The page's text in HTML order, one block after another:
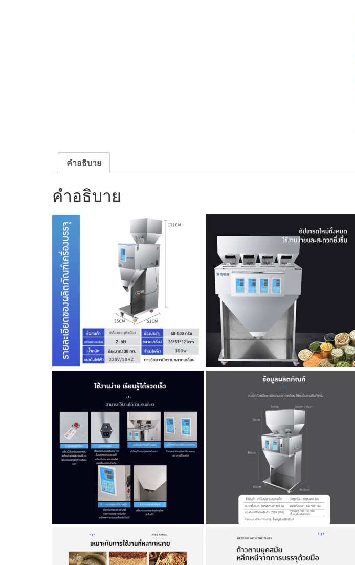
คำอธิบาย
คำอธิบาย